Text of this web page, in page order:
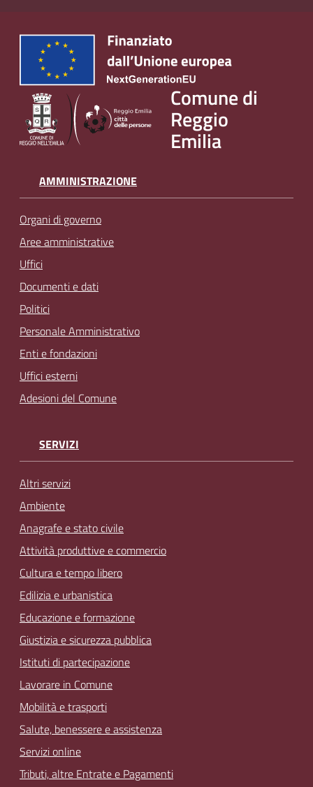
Comune di
Reggio
Emilia
AMMINISTRAZIONE
Organi di governo
Aree amministrative
Uffici
Documenti e dati
Politici
Personale Amministrativo
Enti e fondazioni
Uffici esterni
Adesioni del Comune
SERVIZI
Altri servizi
Ambiente
Anagrafe e stato civile
Attività produttive e commercio
Cultura e tempo libero
Edilizia e urbanistica
Educazione e formazione
Giustizia e sicurezza pubblica
Istituti di partecipazione
Lavorare in Comune
Mobilità e trasporti
Salute, benessere e assistenza
Servizi online
Tributi, altre Entrate e Pagamenti